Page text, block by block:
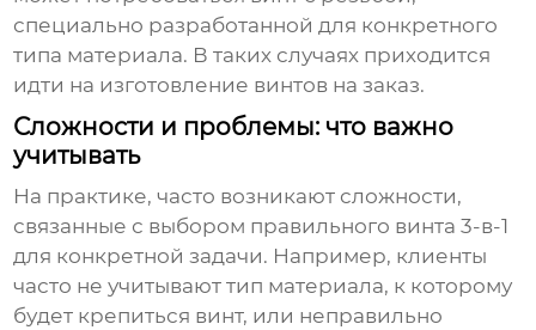
специально разработанной для конкретного
типа материала. В таких случаях приходится
идти на изготовление винтов на заказ.
Сложности и проблемы: что важно
учитывать
На практике, часто возникают сложности,
связанные с выбором правильного винта 3-в-1
для конкретной задачи. Например, клиенты
часто не учитывают тип материала, к которому
будет крепиться винт, или неправильно